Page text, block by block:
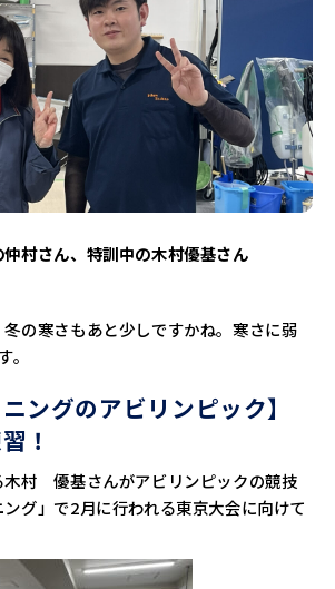
村さん、特訓中の木村優基さん
寒さもあと少しですかね。寒さに弱
。
ングのアビリンピック】
！
木村 優基さんがアビリンピックの競技
グ」で2月に行われる東京大会に向けて